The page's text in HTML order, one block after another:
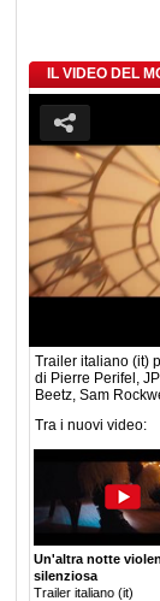
IL VIDEO DEL
Trailer italiano (it)
di Pierre Perifel,
Beetz, Sam
Tra i nuovi video:
Un'altra notte
silenziosa
Trailer italiano (it)